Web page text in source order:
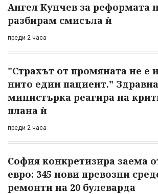
Ангел Кунчев за реформата
разбирам смисъла ѝ
преди 2 часа
"Страхът от промяната не е
нито един пациент."
министърка реагира на
плана ѝ
преди 2 часа
София конкретизира заема
евро: 345 нови превозни
ремонти на 20 булеварда